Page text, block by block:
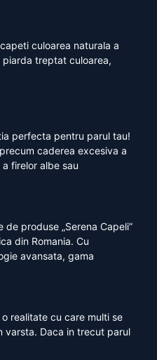
culoarea naturala a
piarda treptat culoarea,
perfecta pentru parul tau!
caderea excesiva a
firelor albe sau
produse „Serena Capeli”
din Romania. Cu
avansata, gama
realitate cu care multi se
varsta. Daca in trecut parul